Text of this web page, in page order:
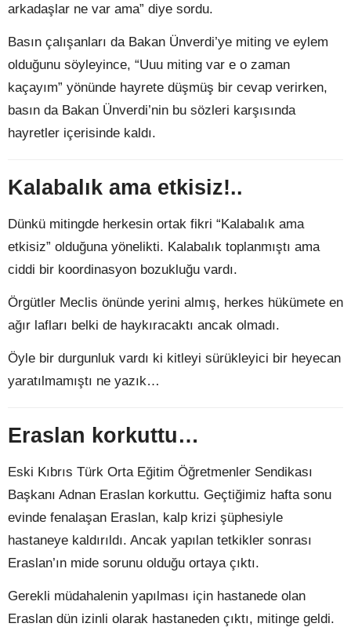
arkadaşlar ne var ama” diye sordu.
Basın çalışanları da Bakan Ünverdi’ye miting ve eylem
olduğunu söyleyince, “Uuu miting var e o zaman
kaçayım” yönünde hayrete düşmüş bir cevap verirken,
basın da Bakan Ünverdi’nin bu sözleri karşısında
hayretler içerisinde kaldı.
Kalabalık ama etkisiz!..
Dünkü mitingde herkesin ortak fikri “Kalabalık ama
etkisiz” olduğuna yönelikti. Kalabalık toplanmıştı ama
ciddi bir koordinasyon bozukluğu vardı.
Örgütler Meclis önünde yerini almış, herkes hükümete en
ağır lafları belki de haykıracaktı ancak olmadı.
Öyle bir durgunluk vardı ki kitleyi sürükleyici bir heyecan
yaratılmamıştı ne yazık…
Eraslan korkuttu…
Eski Kıbrıs Türk Orta Eğitim Öğretmenler Sendikası
Başkanı Adnan Eraslan korkuttu. Geçtiğimiz hafta sonu
evinde fenalaşan Eraslan, kalp krizi şüphesiyle
hastaneye kaldırıldı. Ancak yapılan tetkikler sonrası
Eraslan’ın mide sorunu olduğu ortaya çıktı.
Gerekli müdahalenin yapılması için hastanede olan
Eraslan dün izinli olarak hastaneden çıktı, mitinge geldi.